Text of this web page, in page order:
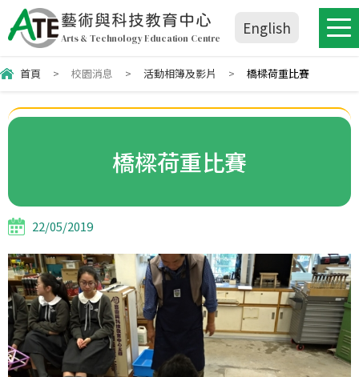
藝術與科技教育中心
Arts & Technology Education Centre
English
首頁 > 校園消息 > 活動相簿及影片 > 橋樑荷重比賽
橋樑荷重比賽
22/05/2019